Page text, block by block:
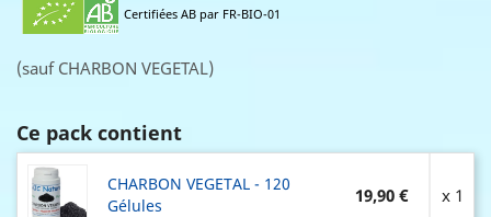
Certifiées AB par FR-BIO-01
(sauf CHARBON VEGETAL)
Ce pack contient
CHARBON VEGETAL - 120
Gélules
19,90 € x 1